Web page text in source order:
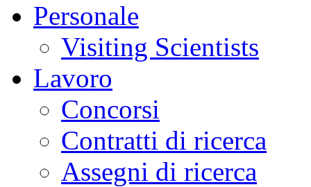
Personale
Visiting Scientists
Lavoro
Concorsi
Contratti di ricerca
Assegni di ricerca